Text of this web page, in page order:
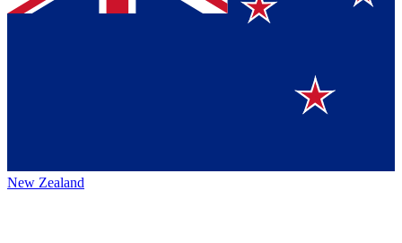
New Zealand